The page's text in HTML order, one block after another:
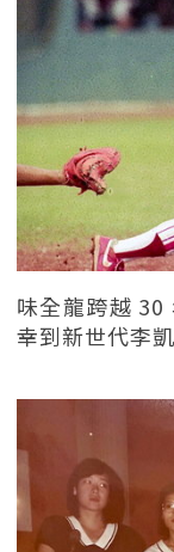
味全龍跨越 30
幸到新世代李